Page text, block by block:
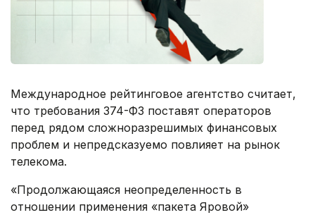
Международное рейтинговое агентство считает,
что требования 374-ФЗ поставят операторов
перед рядом сложноразрешимых финансовых
проблем и непредсказуемо повлияет на рынок
телекома.
«Продолжающаяся неопределенность в
отношении применения «пакета Яровой»